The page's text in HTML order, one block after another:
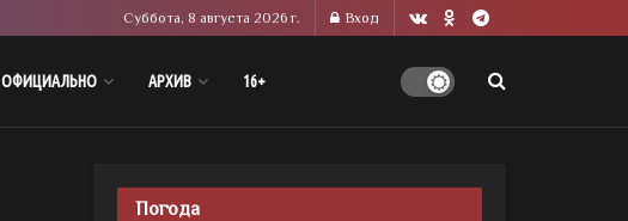
Суббота, 8 августа 2026 г. Вход
ОФИЦИАЛЬНО АРХИВ 16+
Погода